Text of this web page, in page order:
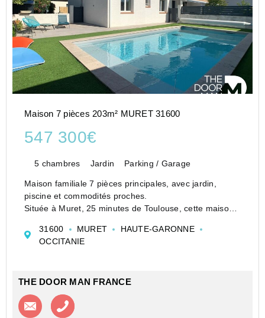
Maison 7 pièces 203m² MURET 31600
547 300€
5 chambres Jardin Parking / Garage
Maison familiale 7 pièces principales, avec jardin,
piscine et commodités proches.
Située à Muret, 25 minutes de Toulouse, cette maison
des écoles (maternelle, primaire, collège, lycée), des
crèc...
31600 MURET
HAUTE-GARONNE
OCCITANIE
THE DOOR MAN FRANCE
Contacter l'agence